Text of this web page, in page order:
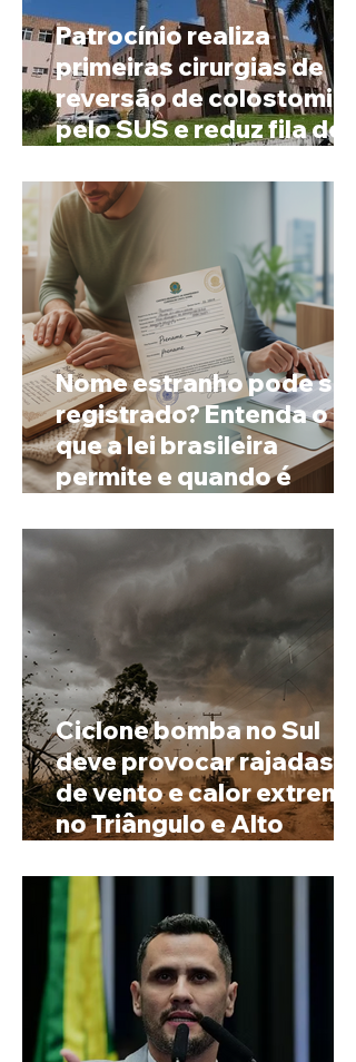
Patrocínio realiza
primeiras cirurgias de
reversão de colostomia
pelo SUS e reduz fila de
Nome estranho pode ser
registrado? Entenda o
que a lei brasileira
permite e quando é
prenome
Ciclone bomba no Sul
deve provocar rajadas
de vento e calor extremo
no Triângulo e Alto